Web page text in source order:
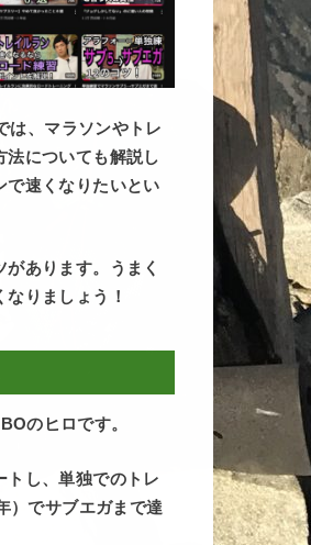
は、マラソンやトレ
法についても解説し
で速くなりたいとい
あります。うまく
なりましょう！
のヒロです。
トし、単独でのトレ
）でサブエガまで達